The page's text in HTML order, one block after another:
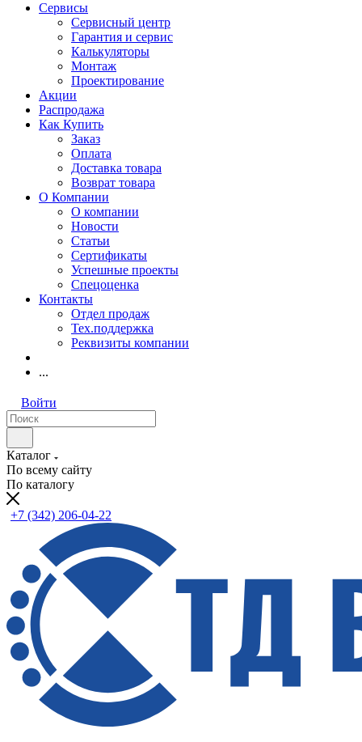
Сервисы
Сервисный центр
Гарантия и сервис
Калькуляторы
Монтаж
Проектирование
Акции
Распродажа
Как Купить
Заказ
Оплата
Доставка товара
Возврат товара
О Компании
О компании
Новости
Статьи
Сертификаты
Успешные проекты
Спецоценка
Контакты
Отдел продаж
Тех.поддержка
Реквизиты компании
...
Войти
Каталог
По всему сайту
По каталогу
+7 (342) 206-04-22